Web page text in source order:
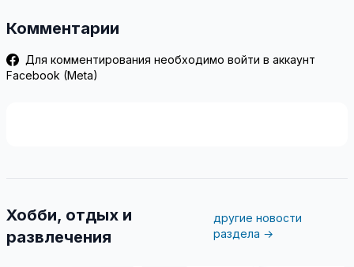
Комментарии
Для комментирования необходимо войти в аккаунт
Facebook (Meta)
Хобби, отдых и
развлечения
другие новости
раздела →